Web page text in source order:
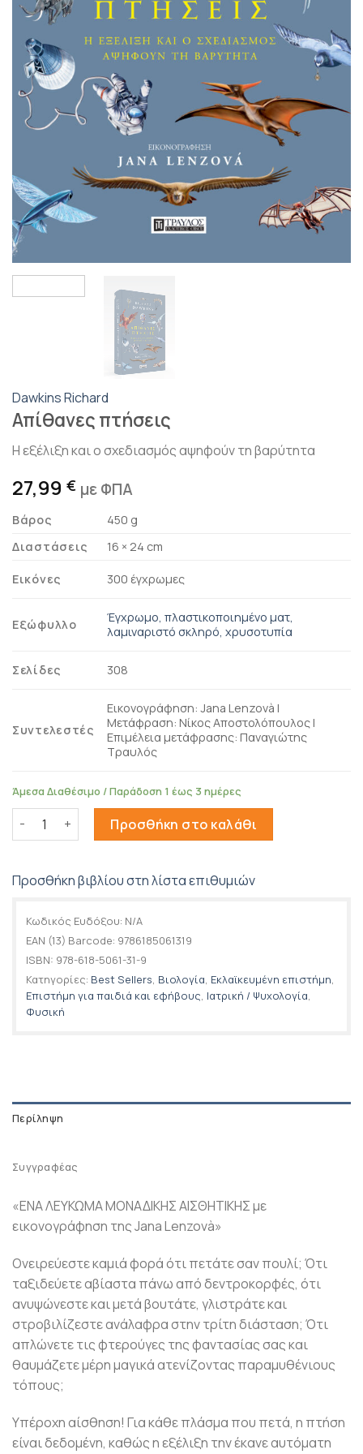
Dawkins Richard
Απίθανες πτήσεις
Η εξέλιξη και ο σχεδιασμός αψηφούν τη βαρύτητα
27,99 € με ΦΠΑ
Βάρος
450 g
Διαστάσεις
16 × 24 cm
Εικόνες 300 έγχρωμες
Εξώφυλλο
Έγχρωμο, πλαστικοποιημένο ματ,
λαμιναριστό σκληρό, χρυσοτυπία
Σελίδες 308
Συντελεστές
Εικονογράφηση: Jana Lenzovà |
Μετάφραση: Νίκος Αποστολόπουλος |
Επιμέλεια μετάφρασης: Παναγιώτης
Τραυλός
Άμεσα Διαθέσιμο / Παράδοση 1 έως 3 ημέρες
Απίθανες πτήσεις ποσότηταΠροσθήκη στο καλάθι
Προσθήκη βιβλίου στη λίστα επιθυμιών
Κωδικός Ευδόξου: N/A
EAN (13) Barcode: 9786185061319
ISBN: 978-618-5061-31-9
Κατηγορίες: Best Sellers, Βιολογία, Εκλαϊκευμένη επιστήμη,
Επιστήμη για παιδιά και εφήβους, Ιατρική / Ψυχολογία,
Φυσική
Περίληψη
Συγγραφέας
«ΕΝΑ ΛΕΥΚΩΜΑ ΜΟΝΑΔΙΚΗΣ ΑΙΣΘΗΤΙΚΗΣ με
εικονογράφηση της Jana Lenzovà»
Ονειρεύεστε καμιά φορά ότι πετάτε σαν πουλί; Ότι
ταξιδεύετε αβίαστα πάνω από δεντροκορφές, ότι
ανυψώνεστε και μετά βουτάτε, γλιστράτε και
στροβιλίζεστε ανάλαφρα στην τρίτη διάσταση; Ότι
απλώνετε τις φτερούγες της φαντασίας σας και
θαυμάζετε μέρη μαγικά ατενίζοντας παραμυθένιους
τόπους;
Υπέροχη αίσθηση! Για κάθε πλάσμα που πετά, η πτήση
είναι δεδομένη, καθώς η εξέλιξη την έκανε αυτόματη